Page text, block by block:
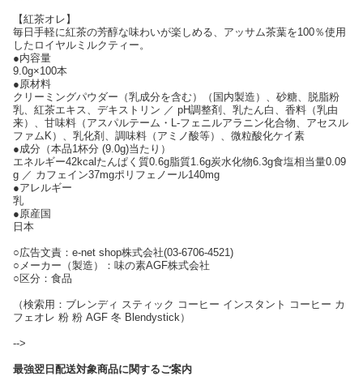
【紅茶オレ】
毎日手軽に紅茶の芳醇な味わいが楽しめる、アッサム茶葉を100％使用
したロイヤルミルクティー。
●内容量
9.0g×100本
●原材料
クリーミングパウダー（乳成分を含む）（国内製造）、砂糖、脱脂粉
乳、紅茶エキス、デキストリン ／ pH調整剤、乳たん白、香料（乳由
来）、甘味料（アスパルテーム・L-フェニルアラニン化合物、アセスル
ファムK）、乳化剤、調味料（アミノ酸等）、微粒酸化ケイ素
●成分（本品1杯分 (9.0g)当たり）
エネルギー42kcalたんぱく質0.6g脂質1.6g炭水化物6.3g食塩相当量0.09
g ／ カフェイン37mgポリフェノール140mg
●アレルギー
乳
●原産国
日本
○広告文責：e-net shop株式会社(03-6706-4521)
○メーカー（製造）：味の素AGF株式会社
○区分：食品
（検索用：ブレンディ スティック コーヒー インスタント コーヒー カ
フェオレ 粉 粉 AGF 冬 Blendystick）
-->
最強翌日配送対象商品に関するご案内